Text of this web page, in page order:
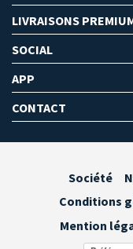
LIVRAISONS
SOCIAL
APP
CONTACT
Société
Conditions
Mention